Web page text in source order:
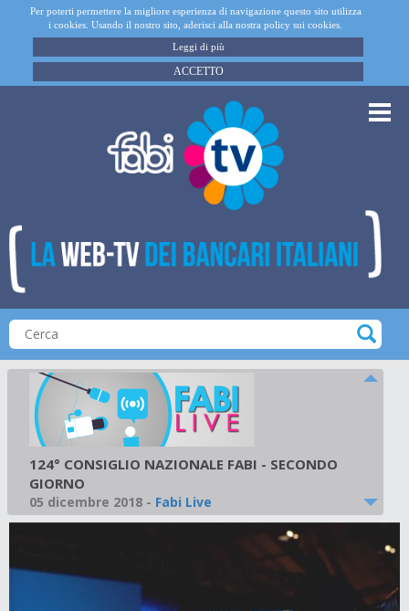
Per poterti permettere la migliore esperienza di navigazione questo sito utilizza
i cookies. Usando il nostro sito, aderisci alla nostra policy sui cookies.
Leggi di più
ACCETTO
124° CONSIGLIO NAZIONALE FABI - SECONDO
GIORNO
05 dicembre 2018 - Fabi Live